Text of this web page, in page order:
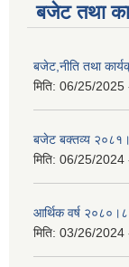
बजेट तथा
बजेट,नीति तथा
मिति: 06/25/2025
बजेट बक्तव्य
मिति: 06/25/2024
आर्थिक वर्ष
मिति: 03/26/2024